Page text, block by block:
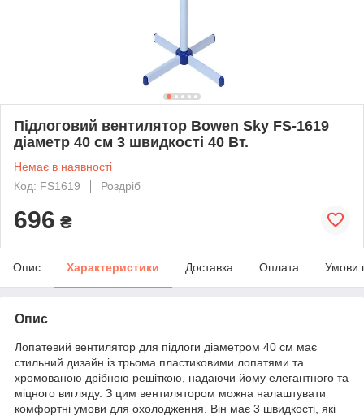
Підлоговий вентилятор Bowen Sky FS-1619
діаметр 40 см 3 швидкості 40 Вт.
Немає в наявності
Код: FS1619
Роздріб
696 ₴
Опис Характеристики Доставка Оплата Умови
Опис
Лопатевий вентилятор для підлоги діаметром 40 см має
стильний дизайн із трьома пластиковими лопатями та
хромованою дрібною решіткою, надаючи йому елегантного та
міцного вигляду. З цим вентилятором можна налаштувати
комфортні умови для охолодження. Він має 3 швидкості, які